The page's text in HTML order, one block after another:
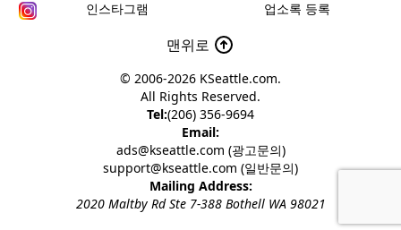
인스타그램 업소록 등록
맨위로
© 2006-2026 KSeattle.com.
All Rights Reserved.
Tel:(206) 356-9694
Email:
ads@kseattle.com (광고문의)
support@kseattle.com (일반문의)
Mailing Address:
2020 Maltby Rd Ste 7-388 Bothell WA 98021